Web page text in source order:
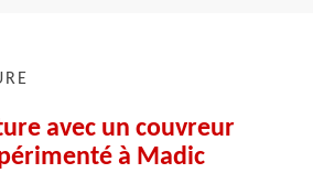
avec un couvreur
à Madic